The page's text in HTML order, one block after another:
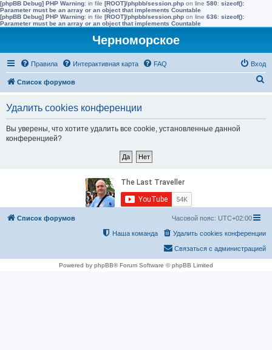
[phpBB Debug] PHP Warning: in file [ROOT]/phpbb/session.php on line 580: sizeof():
Parameter must be an array or an object that implements Countable
[phpBB Debug] PHP Warning: in file [ROOT]/phpbb/session.php on line 636: sizeof():
Parameter must be an array or an object that implements Countable
Черноморское
Правила Интерактивная карта FAQ Вход
Список форумов
Удалить cookies конференции
Вы уверены, что хотите удалить все cookie, установленные данной
конференцией?
Список форумов Часовой пояс: UTC+02:00
Удалить cookies конференции
Наша команда
Связаться с администрацией
Powered by phpBB® Forum Software © phpBB Limited